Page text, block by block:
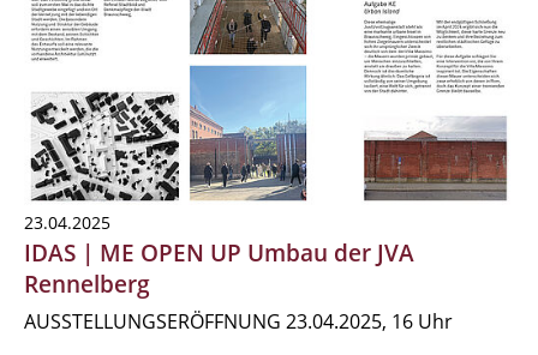
23.04.2025
IDAS | ME OPEN UP Umbau der JVA
Rennelberg
AUSSTELLUNGSERÖFFNUNG 23.04.2025, 16 Uhr